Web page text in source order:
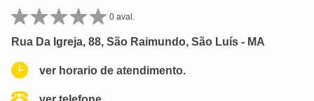
0 aval.
Rua Da Igreja, 88, São Raimundo, São Luís - MA
ver horario de atendimento.